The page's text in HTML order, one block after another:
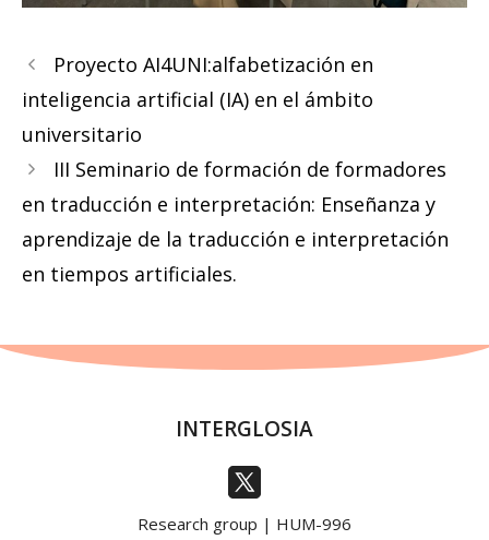
Proyecto AI4UNI:alfabetización en
inteligencia artificial (IA) en el ámbito
universitario
III Seminario de formación de formadores
en traducción e interpretación: Enseñanza y
aprendizaje de la traducción e interpretación
en tiempos artificiales.
INTERGLOSIA
Research group | HUM-996